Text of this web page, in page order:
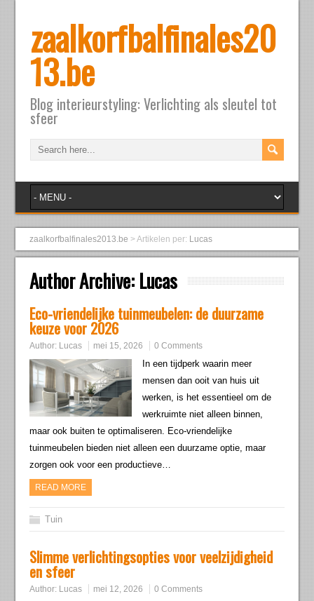
zaalkorfbalfinales20
13.be
Blog interieurstyling: Verlichting als sleutel tot
sfeer
zaalkorfbalfinales2013.be >Artikelen per: Lucas
Author Archive: Lucas
Eco-vriendelijke tuinmeubelen: de duurzame
keuze voor 2026
Author: Lucas mei 15, 2026 0 Comments
In een tijdperk waarin meer
mensen dan ooit van huis uit
werken, is het essentieel om de
werkruimte niet alleen binnen,
maar ook buiten te optimaliseren. Eco-vriendelijke
tuinmeubelen bieden niet alleen een duurzame optie, maar
zorgen ook voor een productieve…
READ MORE
Tuin
Slimme verlichtingsopties voor veelzijdigheid
en sfeer
Author: Lucas mei 12, 2026 0 Comments